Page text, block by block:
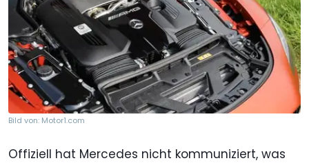
Bild von: Motor1.com
Offiziell hat Mercedes nicht kommuniziert, was